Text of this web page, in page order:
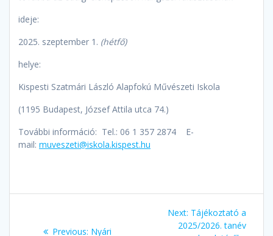
ideje:
2025. szeptember 1. (hétfő)
helye:
Kispesti Szatmári László Alapfokú Művészeti Iskola
(1195 Budapest, József Attila utca 74.)
További információ: Tel.: 06 1 357 2874 E-
mail: muveszeti@iskola.kispest.hu
navigáció
Previous: Previous
Nyári
Next: Next
post:
Tájékoztató a
2025/2026. tanév